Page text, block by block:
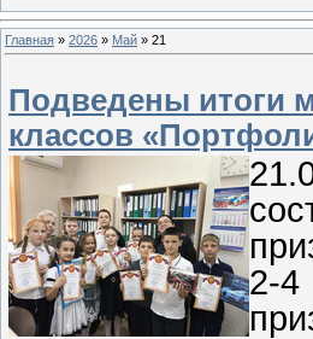
Главная » 2026 » Май » 21
Подведены итоги
классов
2-